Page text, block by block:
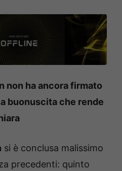
non ha ancora firmato
buonuscita che rende
si è conclusa malissimo
precedenti: quinto